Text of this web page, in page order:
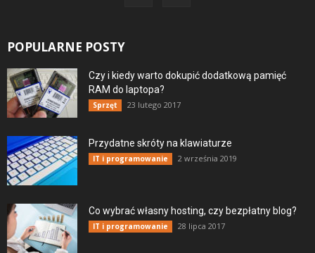
POPULARNE POSTY
Czy i kiedy warto dokupić dodatkową pamięć
RAM do laptopa?
Sprzęt 23 lutego 2017
Przydatne skróty na klawiaturze
IT i programowanie 2 września 2019
Co wybrać własny hosting, czy bezpłatny blog?
IT i programowanie 28 lipca 2017